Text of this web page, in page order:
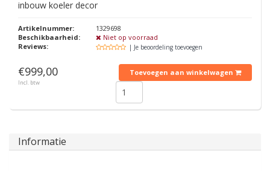
inbouw koeler decor
Artikelnummer:
1329698
Beschikbaarheid:
Niet op voorraad
Reviews:
| Je beoordeling toevoegen
€999,00
Incl. btw
Toevoegen aan winkelwagen
Informatie